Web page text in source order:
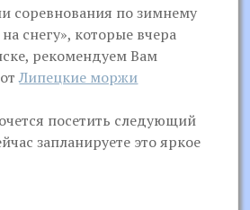
соревнования по зимнему
снегу», которые вчера
рекомендуем Вам
Липецкие моржи
посетить следующий
запланируете это яркое